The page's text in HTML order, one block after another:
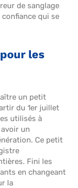
de sanglage
qui se
les
un petit
du 1er juillet
utilisés à
un
Ce petit
Fini les
en changeant
la